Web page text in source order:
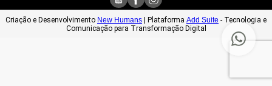
Criação e Desenvolvimento New Humans | Plataforma Add Suite - Tecnologia e
Comunicação para Transformação Digital